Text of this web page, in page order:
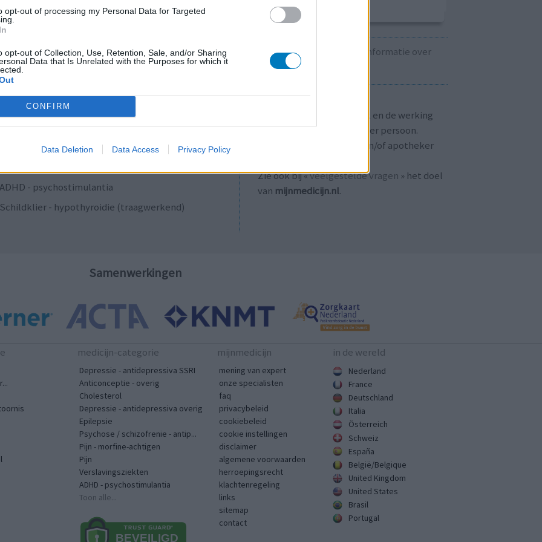
opt-out of processing my Personal Data for Targeted
opt-out of Collection, Use, Retention, Sale, and/or Sharing
Data that Is Unrelated with the Purposes for which it
CONFIRM
Data Deletion Data Access Privacy Policy
Antibiotica - penicillines breedspectrum
Verslavingsziekten
Diabetes (suikerziekte) - orale middelen
Anticonceptie - overig
Depressie - antidepressiva SSRI
ADHD - psychostimulantia
Bloeddruk - calciumantagonisten
Antibiotica - penicillines breedspectrum
ADHD - psychostimulantia
Schildklier - hypothyroidie (traagwerkend)
Kijk hier voor informatie over
LET OP!
Ervaringen zijn persoonlijk en de werking
van medicijnen verschilt per persoon.
Raadpleeg altijd uw arts en/of apotheker
Zie ook bij «veelgestelde vragen » het doel
van mijnmedicijn.nl.
Samenwerkingen
medicijn-categorie
Depressie - antidepressiva SSRI
Anticonceptie - overig
Cholesterol
Depressie - antidepressiva overig
Epilepsie
Psychose / schizofrenie - antip...
Pijn - morfine-achtigen
Pijn
Verslavingsziekten
ADHD - psychostimulantia
Toon alle...
mijnmedicijn
mening van expert
onze specialisten
faq
privacybeleid
cookiebeleid
cookie instellingen
disclaimer
algemene voorwaarden
herroepingsrecht
klachtenregeling
links
sitemap
contact
in de wereld
Nederland
France
Deutschland
Italia
Österreich
Schweiz
España
België/Belgique
United Kingdom
United States
Brasil
Portugal